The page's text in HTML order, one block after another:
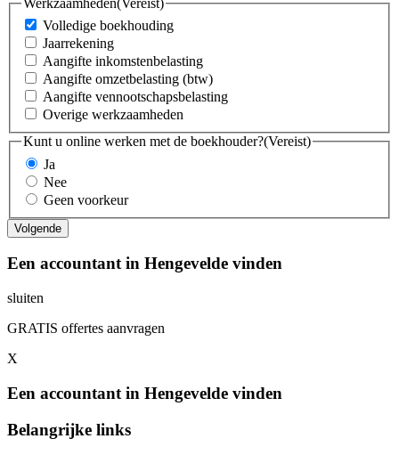
Volledige boekhouding
Jaarrekening
Aangifte inkomstenbelasting
Aangifte omzetbelasting (btw)
Aangifte vennootschapsbelasting
Overige werkzaamheden
Kunt u online werken met de boekhouder?(Vereist)
Ja
Nee
Geen voorkeur
Een accountant in Hengevelde vinden
sluiten
GRATIS offertes aanvragen
X
Een accountant in Hengevelde vinden
Belangrijke links